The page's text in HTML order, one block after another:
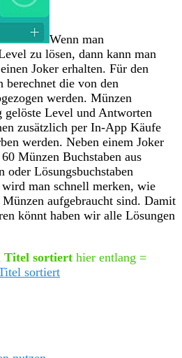
Wenn man
zu lösen, dann kann man
Joker erhalten. Für den
berechnet die von den
werden. Münzen
Level und Antworten
zusätzlich per In-App Käufe
werden. Neben einem Joker
Münzen Buchstaben aus
oder Lösungsbuchstaben
man schnell merken, wie
aufgebraucht sind. Damit
könnt haben wir alle Lösungen
Titel sortiert hier entlang =
sortiert